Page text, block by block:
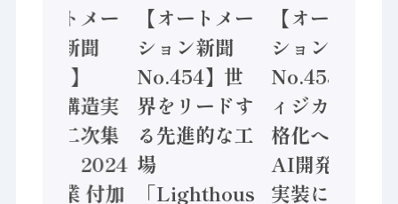
【オートメー
ション新聞
No.455】
「経済構造実
態調査二次集
計結果」2024
年製造業 付加
【オートメー
ション新聞
No.454】世
界をリードす
る先進的な工
場
「Lighthous
【オートメー
ション新聞
No.453】フ
ィジカルAI本
格化へ 国産
AI開発や社会
実装に活発な